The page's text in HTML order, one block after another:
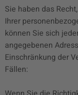
Sie haben das
Ihrer
können Sie sich
angegebenen
Einschränkung der
Fällen: